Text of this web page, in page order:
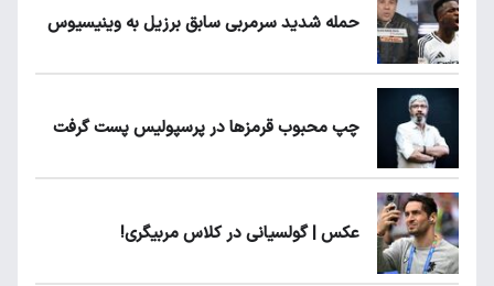
حمله شدید سرمربی سابق برزیل به وینیسیوس
چپ محبوب قرمزها در پرسپولیس پست گرفت
عکس | گولسیانی در کلاس مربیگری!